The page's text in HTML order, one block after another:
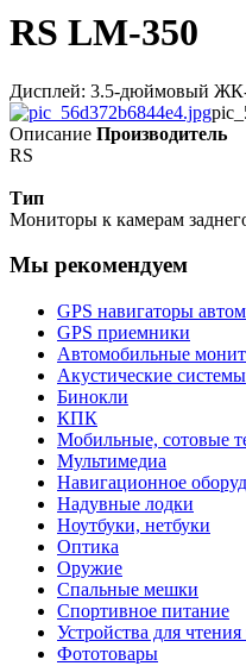
RS LM-350
Дисплей: 3.5-дюймовый ЖК-
Описание Производитель
RS
Тип
Мониторы к камерам
Мы рекомендуем
GPS навигаторы
GPS приемники
Автомобильные
Акустические системы
Бинокли
КПК
Мобильные, сотовые
Мультимедиа
Навигационное
Надувные лодки
Ноутбуки, нетбуки
Оптика
Оружие
Спальные мешки
Спортивное питание
Устройства для
Фототовары